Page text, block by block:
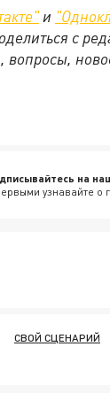
и
с
на
узнавайте о
СВОЙ СЦЕНАРИЙ